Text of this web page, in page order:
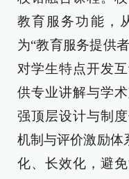
教育服务功能，
为“教育服务提供
对学生特点开发
供专业讲解与学
强顶层设计与制
机制与评价激励体
化、长效化，避